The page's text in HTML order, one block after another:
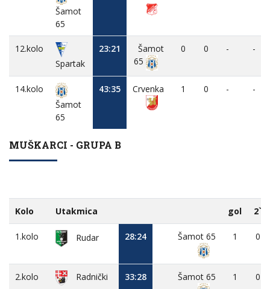
Šamot
65
12.kolo
Spartak
23:21
Šamot
65
0 0 - -
14.kolo
Šamot
65
43:35 Crvenka 1 0 - -
MUŠKARCI - GRUPA B
Kolo Utakmica gol 2`
1.kolo Rudar 28:24 Šamot 65 1 0
2.kolo Radnički 33:28 Šamot 65 1 0